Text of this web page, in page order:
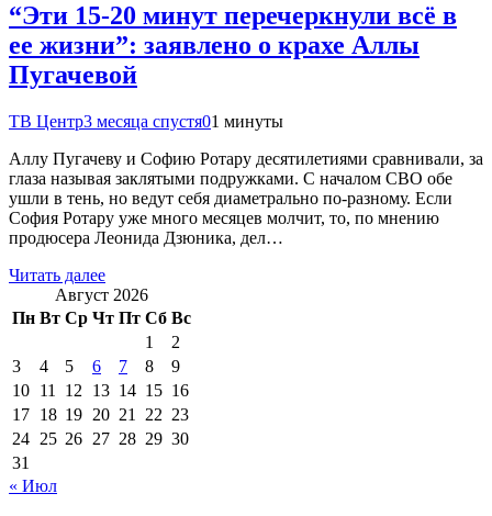
“Эти 15-20 минут перечеркнули всё в
ее жизни”: заявлено о крахе Аллы
Пугачевой
ТВ Центр3 месяца спустя01 минуты
Аллу Пугачеву и Софию Ротару десятилетиями сравнивали, за
глаза называя заклятыми подружками. С началом СВО обе
ушли в тень, но ведут себя диаметрально по-разному. Если
София Ротару уже много месяцев молчит, то, по мнению
продюсера Леонида Дзюника, дел…
Читать далее
Август 2026
Пн Вт Ср Чт Пт Сб Вс
1
2
3
4 5 6 7 8
9
10 11 12 13 14 15 16
17 18 19 20 21 22 23
24 25 26 27 28 29 30
31
« Июл